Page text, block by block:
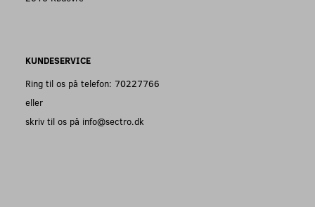
KUNDESERVICE
Ring til os på telefon: 70227766
eller
skriv til os på info@sectro.dk